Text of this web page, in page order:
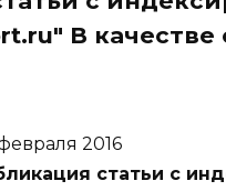
В
2016
статьи с